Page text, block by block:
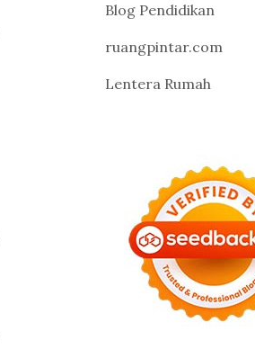
Blog Pendidikan
ruangpintar.com
Lentera Rumah